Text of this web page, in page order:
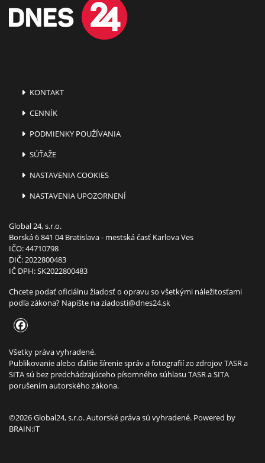
KONTAKT
CENNÍK
PODMIENKY POUŽÍVANIA
SÚŤAŽE
NASTAVENIA COOKIES
NASTAVENIA UPOZORNENÍ
Global 24, s.r.o.
Borská 6 841 04 Bratislava - mestská časť Karlova Ves
IČO: 44710798
DIČ: 2022800483
IČ DPH: SK2022800483
Chcete podať oficiálnu žiadosť o opravu so všetkými náležitosťami
podľa zákona? Napíšte naziadosti@dnes24.sk
Všetky práva vyhradené.
Publikovanie alebo ďalšie šírenie správ a fotografií zo zdrojov TASR a
SITA sú bez predchádzajúceho písomného súhlasu TASR a SITA
porušením autorského zákona.
©2026 Global24, s.r.o. Autorské práva sú vyhradené. Powered by
BRAIN:IT